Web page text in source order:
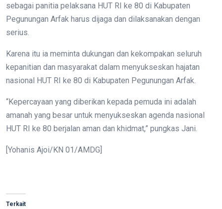
sebagai panitia pelaksana HUT RI ke 80 di Kabupaten
Pegunungan Arfak harus dijaga dan dilaksanakan dengan
serius.
Karena itu ia meminta dukungan dan kekompakan seluruh
kepanitian dan masyarakat dalam menyukseskan hajatan
nasional HUT RI ke 80 di Kabupaten Pegunungan Arfak.
“Kepercayaan yang diberikan kepada pemuda ini adalah
amanah yang besar untuk menyukseskan agenda nasional
HUT RI ke 80 berjalan aman dan khidmat,” pungkas Jani.
[Yohanis Ajoi/KN 01/AMDG]
Terkait